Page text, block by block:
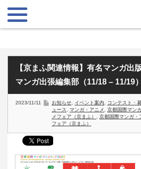
【京まふ関連情報】有名マンガ出
マンガ出張編集部（11/18 – 11/19
2023/11/11 お知らせ イベント案内 コンテスト・
ュース
マンガ・アニメ
京都国際マン
メフェア（京まふ）
京都国際マンガ・
フェア（京まふ）